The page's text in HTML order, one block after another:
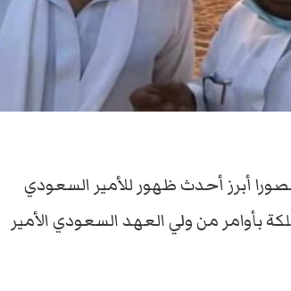
أبرز أحدث ظهور للأمير السعودي
بأوامر من ولي العهد السعودي الأمير